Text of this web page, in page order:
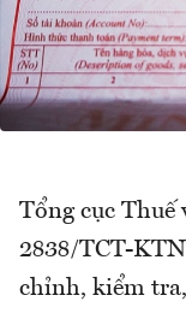
Tổng cục Thuế
2838/TCT-
chỉnh, kiểm